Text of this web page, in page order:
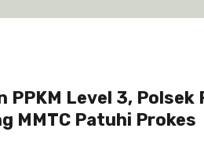
PPKM Level 3,
MMTC Patuhi Prokes